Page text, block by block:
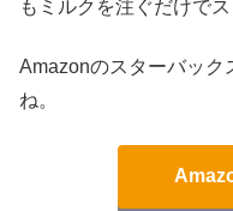
もミルクを注ぐだけでス
Amazonのスターバック
ね。